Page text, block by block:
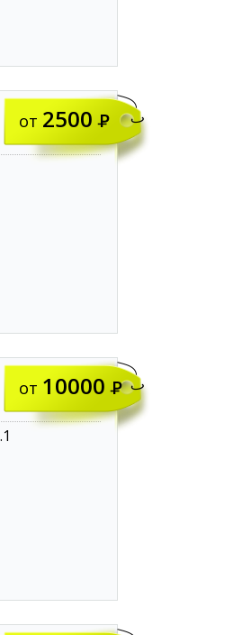
от 2500
от 10000